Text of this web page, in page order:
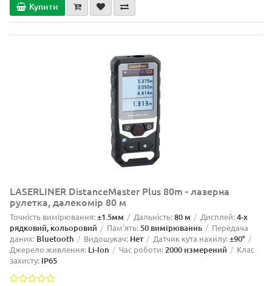
Купити
LASERLINER DistanceMaster Plus 80m - лазерна
рулетка, далекомір 80 м
Точність вимірювання:±1.5мм Дальність:80 м Дисплей:4-х
рядковий, кольоровий
Пам'ять: 50 вимірюваннь
Передача
даних: Bluetooth Видошукач: Нет Датчик кута нахилу:±90°
Джерело живлення: Li-Ion Час роботи:2000 измерений
Клас
захисту: IP65